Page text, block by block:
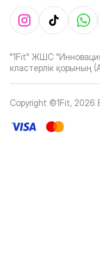
"1Fit" ЖШС
кластерлік қорының
Copyright ©1Fit, 2026